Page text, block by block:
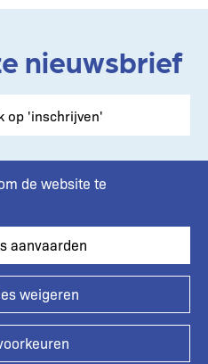
nieuwsbrief
de website te
weigeren
aanvaarden